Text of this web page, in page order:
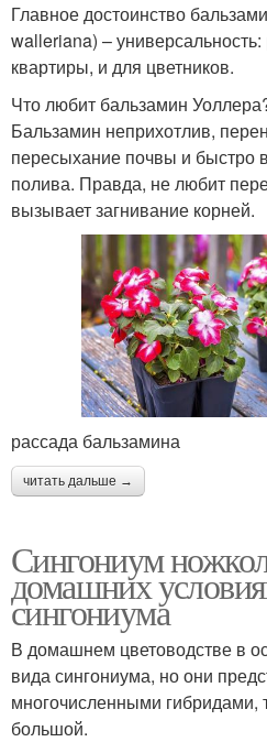
Главное достоинство
walleriana) –
квартиры, и для цветников.
Что любит бальзамин
Бальзамин неприхотлив,
пересыхание почвы и быстро
полива. Правда, не любит
вызывает загнивание корней.
рассада бальзамина
читать дальше →
Сингониум
домашних
сингониума
В домашнем цветоводстве в
вида сингониума, но они
многочисленными гибридами,
большой.